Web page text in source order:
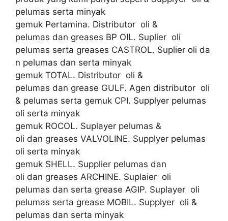
pelumas serta minyak
gemuk Pertamina. Distributor oli &
pelumas dan greases BP OIL. Suplier oli
pelumas serta greases CASTROL. Suplier oli da
n pelumas dan serta minyak
gemuk TOTAL. Distributor oli &
pelumas dan grease GULF. Agen distributor oli
& pelumas serta gemuk CPI. Supplyer pelumas
oli serta minyak
gemuk ROCOL. Suplayer pelumas &
oli dan greases VALVOLINE. Supplyer pelumas
oli serta minyak
gemuk SHELL. Supplier pelumas dan
oli dan greases ARCHINE. Suplaier oli
pelumas dan serta grease AGIP. Suplayer oli
pelumas serta grease MOBIL. Supplyer oli &
pelumas dan serta minyak